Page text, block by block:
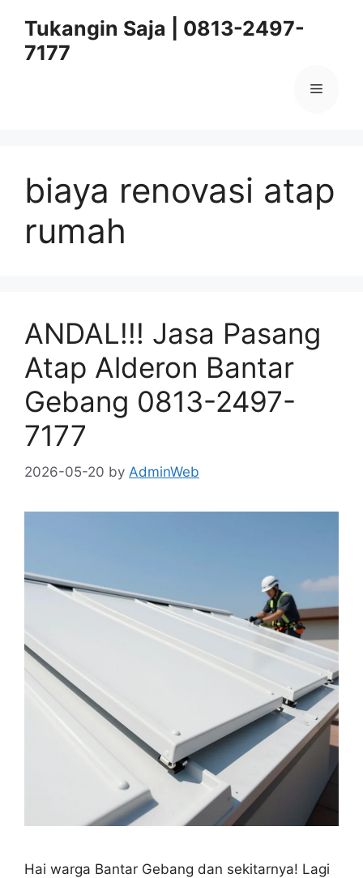
content
Tukangin Saja | 0813-2497-
7177
Menu
biaya renovasi atap
rumah
ANDAL!!! Jasa Pasang
Atap Alderon Bantar
Gebang 0813-2497-
7177
2026-05-20 by AdminWeb
Hai warga Bantar Gebang dan sekitarnya! Lagi